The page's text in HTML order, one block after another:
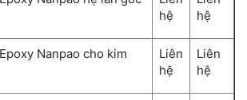
hệ
hệ
Nanpao cho kim
Liên
hệ
Liên
hệ